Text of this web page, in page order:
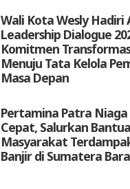
Wali Kota Wesly Hadiri
Leadership Dialogue
Komitmen
Menuju Tata Kelola
Masa Depan
Pertamina Patra
Cepat, Salurkan
Masyarakat
Banjir di Sumatera